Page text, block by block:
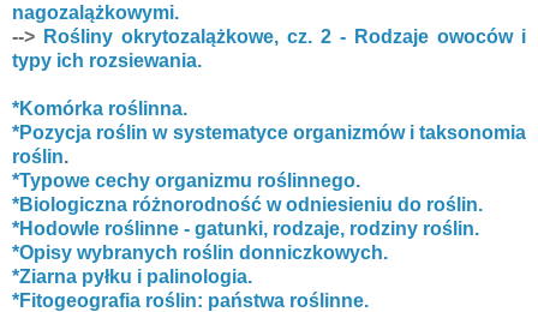
nagozalążkowymi.
--> Rośliny okrytozalążkowe, cz. 2 - Rodzaje owoców i
typy ich rozsiewania.
*Komórka roślinna.
*Pozycja roślin w systematyce organizmów i taksonomia
roślin.
*Typowe cechy organizmu roślinnego.
*Biologiczna różnorodność w odniesieniu do roślin.
*Hodowle roślinne - gatunki, rodzaje, rodziny roślin.
*Opisy wybranych roślin donniczkowych.
*Ziarna pyłku i palinologia.
*Fitogeografia roślin: państwa roślinne.